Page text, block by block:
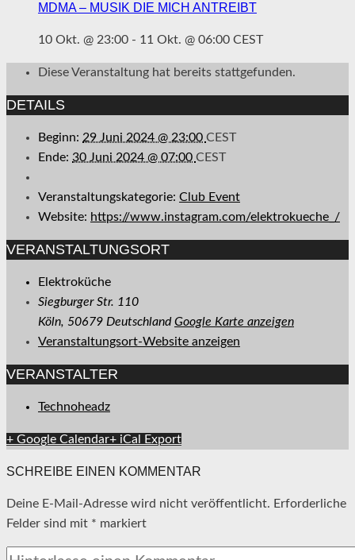
MDMA – MUSIK DIE MICH ANTREIBT
10 Okt. @ 23:00 - 11 Okt. @ 06:00 CEST
Diese Veranstaltung hat bereits stattgefunden.
DETAILS
Beginn: 29 Juni 2024 @ 23:00 CEST
Ende: 30 Juni 2024 @ 07:00 CEST
Veranstaltungskategorie: Club Event
Website: https://www.instagram.com/elektrokueche_/
VERANSTALTUNGSORT
Elektroküche
Siegburger Str. 110
Köln, 50679 Deutschland Google Karte anzeigen
Veranstaltungsort-Website anzeigen
VERANSTALTER
Technoheadz
+ Google Calendar+ iCal Export
SCHREIBE EINEN KOMMENTAR
Deine E-Mail-Adresse wird nicht veröffentlicht. Erforderliche
Felder sind mit * markiert